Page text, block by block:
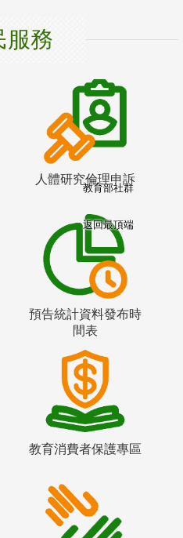
服務
人體研究倫理申訴
預告統計資料發布時
間表
教育消費者保護專區
教育部社群
返回最頂端